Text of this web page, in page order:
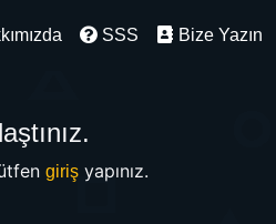
SSS Bize Yazın
girişyapınız.